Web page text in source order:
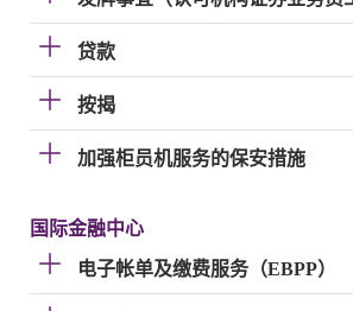
贷款
按揭
加强柜员机服务的保安措施
国际金融中心
电子帐单及缴费服务（EBPP）